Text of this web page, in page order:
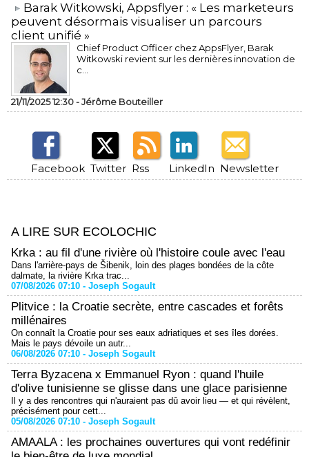
​Barak Witkowski, Appsflyer : « Les marketeurs
peuvent désormais visualiser un parcours
client unifié »
Chief Product Officer chez AppsFlyer, ​Barak
Witkowski revient sur les dernières innovation de
c...
21/11/2025 12:30 -Jérôme Bouteiller
Facebook Twitter Rss LinkedIn Newsletter
A LIRE SUR ECOLOCHIC
Krka : au fil d'une rivière où l'histoire coule avec l'eau
Dans l'arrière-pays de Šibenik, loin des plages bondées de la côte
dalmate, la rivière Krka trac...
07/08/2026 07:10 - Joseph Sogault
Plitvice : la Croatie secrète, entre cascades et forêts
millénaires
On connaît la Croatie pour ses eaux adriatiques et ses îles dorées.
Mais le pays dévoile un autr...
06/08/2026 07:10 - Joseph Sogault
Terra Byzacena x Emmanuel Ryon : quand l'huile
d'olive tunisienne se glisse dans une glace parisienne
Il y a des rencontres qui n'auraient pas dû avoir lieu — et qui révèlent,
précisément pour cett...
05/08/2026 07:10 - Joseph Sogault
AMAALA : les prochaines ouvertures qui vont redéfinir